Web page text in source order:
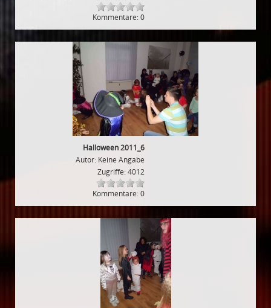
Kommentare: 0
Halloween 2011_6
Autor: Keine Angabe
Zugriffe: 4012
Kommentare: 0